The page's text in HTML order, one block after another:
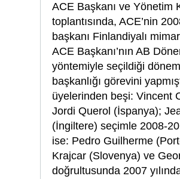
ACE Başkanı ve Yönetim
toplantısında, ACE’nin
başkanı Finlandiyalı
ACE Başkanı’nın AB
yöntemiyle seçildiği
başkanlığı görevini
üyelerinden beşi: Vincent
Jordi Querol (İspanya);
(İngiltere) seçimle 2008-
ise: Pedro Guilherme
Krajcar (Slovenya) ve
doğrultusunda 2007